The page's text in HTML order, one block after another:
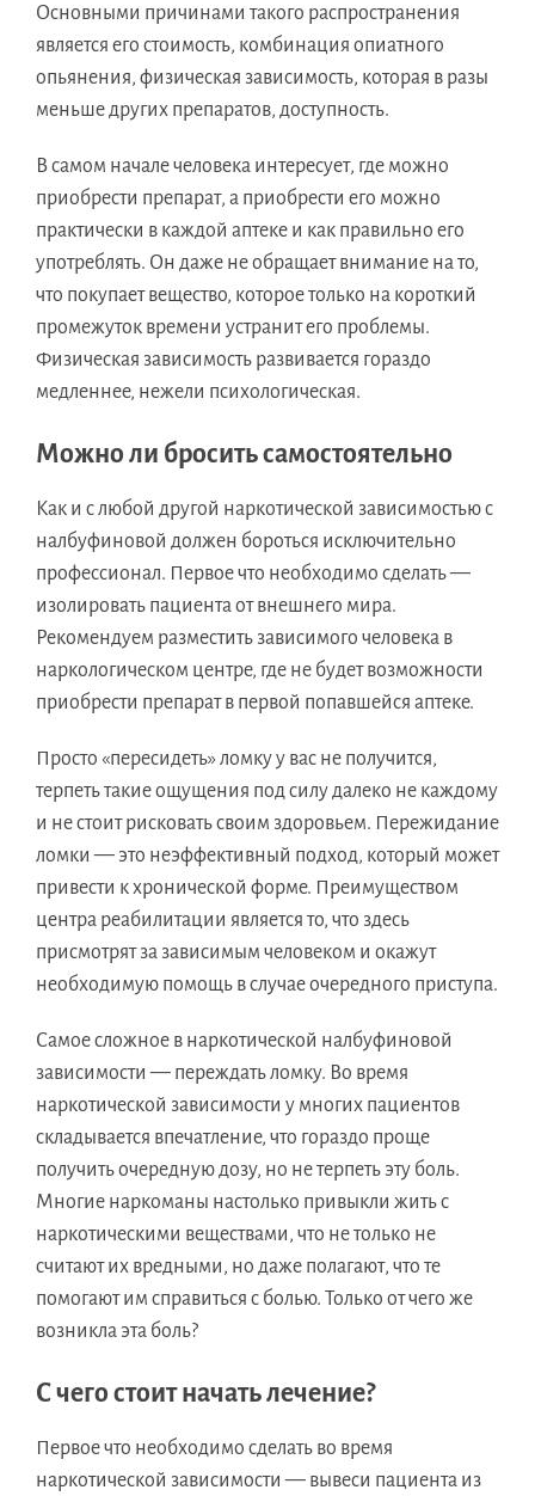
Основными причинами такого распространения
является его стоимость, комбинация опиатного
опьянения, физическая зависимость, которая в разы
меньше других препаратов, доступность.
В самом начале человека интересует, где можно
приобрести препарат, а приобрести его можно
практически в каждой аптеке и как правильно его
употреблять. Он даже не обращает внимание на то,
что покупает вещество, которое только на короткий
промежуток времени устранит его проблемы.
Физическая зависимость развивается гораздо
медленнее, нежели психологическая.
Можно ли бросить самостоятельно
Как и с любой другой наркотической зависимостью с
налбуфиновой должен бороться исключительно
профессионал. Первое что необходимо сделать —
изолировать пациента от внешнего мира.
Рекомендуем разместить зависимого человека в
наркологическом центре, где не будет возможности
приобрести препарат в первой попавшейся аптеке.
Просто «пересидеть» ломку у вас не получится,
терпеть такие ощущения под силу далеко не каждому
и не стоит рисковать своим здоровьем. Пережидание
ломки — это неэффективный подход, который может
привести к хронической форме. Преимуществом
центра реабилитации является то, что здесь
присмотрят за зависимым человеком и окажут
необходимую помощь в случае очередного приступа.
Самое сложное в наркотической налбуфиновой
зависимости — переждать ломку. Во время
наркотической зависимости у многих пациентов
складывается впечатление, что гораздо проще
получить очередную дозу, но не терпеть эту боль.
Многие наркоманы настолько привыкли жить с
наркотическими веществами, что не только не
считают их вредными, но даже полагают, что те
помогают им справиться с болью. Только от чего же
возникла эта боль?
С чего стоит начать лечение?
Первое что необходимо сделать во время
наркотической зависимости — вывеси пациента из